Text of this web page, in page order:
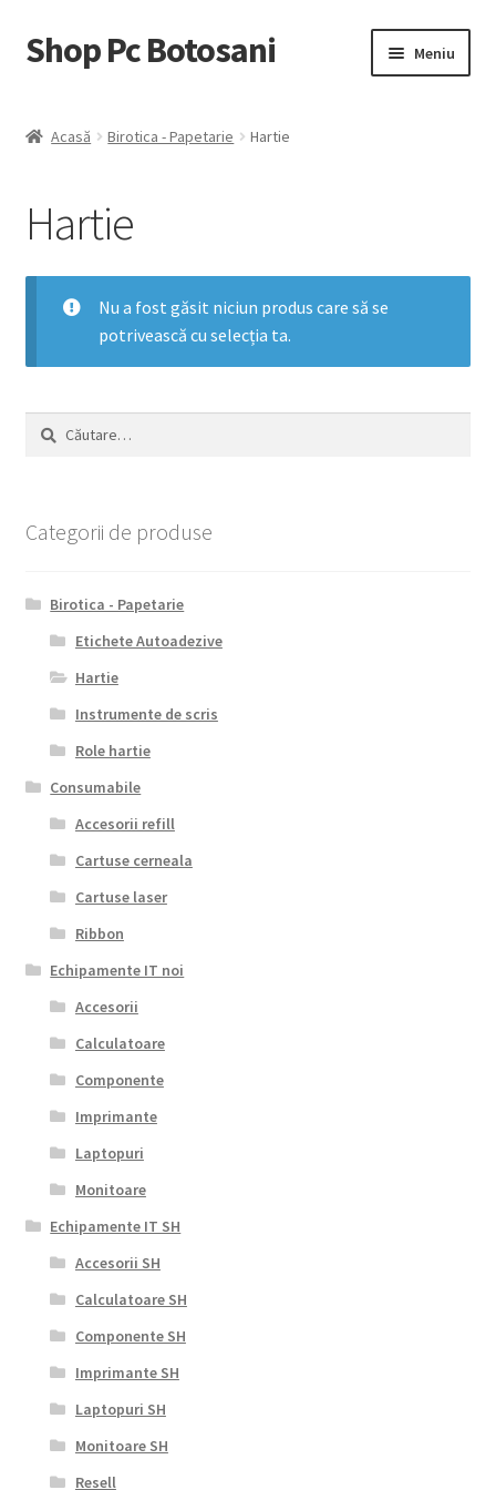
Sari
la
Sari
la
Shop Pc Botosani Meniu
Coş
Trimite Comanda
Acasă Birotica - Papetarie Hartie
Hartie
Nu a fost găsit niciun produs care să se
potrivească cu selecția ta.
Caută
după:
Categorii de produse
Birotica - Papetarie
Etichete Autoadezive
Hartie
Instrumente de scris
Role hartie
Consumabile
Accesorii refill
Cartuse cerneala
Cartuse laser
Ribbon
Echipamente IT noi
Accesorii
Calculatoare
Componente
Imprimante
Laptopuri
Monitoare
Echipamente IT SH
Accesorii SH
Calculatoare SH
Componente SH
Imprimante SH
Laptopuri SH
Monitoare SH
Resell